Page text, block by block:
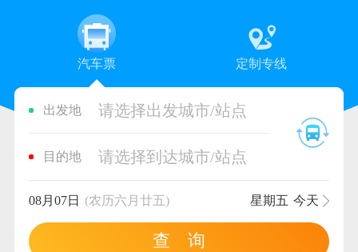
汽车票 定制专线
出发地 请选择出发城市/站点
目的地 请选择到达城市/站点
08月07日 (农历六月廿五) 星期五 今天
查 询